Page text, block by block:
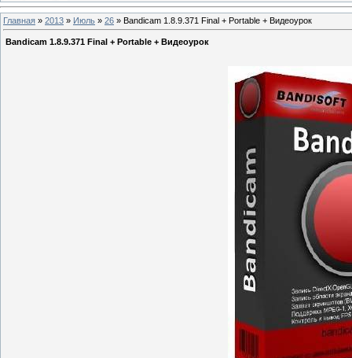
Главная » 2013 » Июль » 26 » Bandicam 1.8.9.371 Final + Portable + Видеоурок
Bandicam 1.8.9.371 Final + Portable + Видеоурок